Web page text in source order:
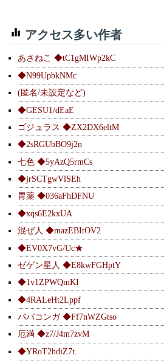
アクセス多い作者
あさねこ ◆tC1gMIWp2kC
◆N99UpbkNMc
(匿名/未設定など)
◆GESU1/dEaE
ゴジュラス ◆ZX2DX6eltM
◆2sRGUbBO9j2n
七色 ◆5yAzQ5rmCs
◆jrSCTgwVlSEh
胃薬 ◆036aFhDFNU
◆xqs6E2kxUA
混ぜ人 ◆mazEBItOV2
◆EV0X7vG/Uc★
ゼゲン星人 ◆E8kwFGHptY
◆1v1ZPWQmKI
◆4RALeHt2Lppf
ババコンガ ◆Ff7nWZGtso
厄満 ◆z7/J4m7zvM
◆YRoT2hdiZ7t.